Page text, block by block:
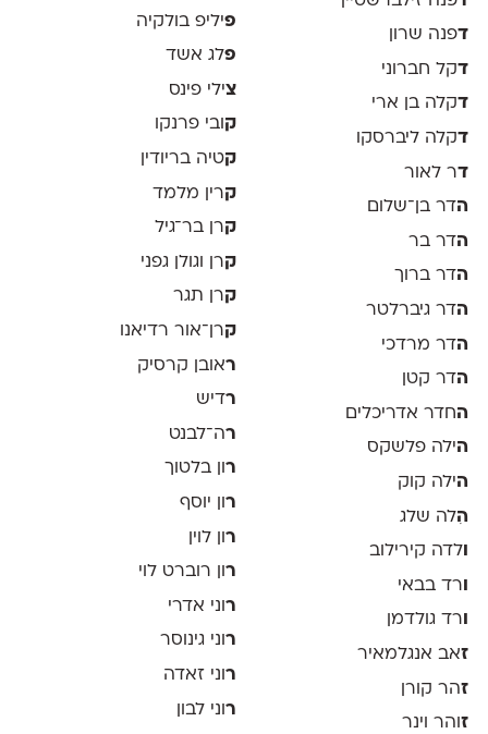
דפנה שרון
דקל חברוני
דקלה בן ארי
דקלה ליברסקו
דר לאור
הדר בן־שלום
הדר בר
הדר ברוך
הדר גיברלטר
הדר מרדכי
הדר קטן
החדר אדריכלים
הילה פלשקס
הילה קוק
הִלה שלג
לדה קירילוב
רד בבאי
ורד גולדמן
זאב אנגלמאיר
זהר קורן
זוהר וינר
פיליפ בולקיה
פלג אשד
צילי פינס
קובי פרנקו
קטיה בריודין
קרין מלמד
קרן בר־גיל
קרן וגולן גפני
קרן תגר
קרן־אור רדיאנו
ראובן קרסיק
רדיש
רה־לבנט
רון בלטוך
ר ון יוסף
רון לוין
ר ון רוברט לוי
ר וני אדרי
רוני גינוסר
ר וני זאדה
רוני לבון